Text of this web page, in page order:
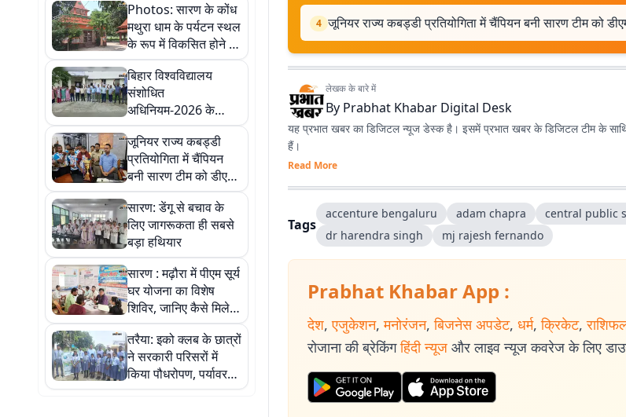
Photos: सारण के कोंध
मथुरा धाम के पर्यटन स्थल
के रूप में विकसित होने की
जगी आस, 9 तस्वीरों में
देखें पूरी कहानी
बिहार विश्वविद्यालय
संशोधित
अधिनियम-2026 के
विरोध में प्रभुनाथ
महाविद्यालय के शिक्षकों
का धरना
जूनियर राज्य कबड्डी
प्रतियोगिता में चैंपियन
बनी सारण टीम को डीएम
ने किया सम्मानित
सारण: डेंगू से बचाव के
लिए जागरूकता ही सबसे
बड़ा हथियार
सारण : मढ़ौरा में पीएम सूर्य
घर योजना का विशेष
शिविर, जानिए कैसे मिलेगा
₹78 हजार तक का
अनुदान
तरैया: इको क्लब के छात्रों
ने सरकारी परिसरों में
किया पौधरोपण, पर्यावरण
संरक्षण का लिया संकल्प
4 जूनियर राज्य कबड्डी प्रतियोगिता में चैंपियन बनी सारण टीम को
लेखक के बारे में
By Prabhat Khabar Digital Desk
यह प्रभात खबर का डिजिटल न्यूज डेस्क है। इसमें प्रभात खबर के डिजिटल टीम के
हैं।
Read More
Tags
accenture bengaluru adam chapra
central public
dr harendra singh
mj rajesh fernando
Prabhat Khabar App :
देश, एजुकेशन, मनोरंजन, बिजनेस अपडेट, धर्म, क्रिकेट,
रोजाना की ब्रेकिंग हिंदी न्यूज और लाइव न्यूज कवरेज के लिए